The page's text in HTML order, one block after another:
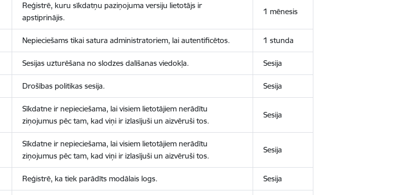
Reģistrē, kuru sīkdatņu paziņojuma versiju lietotājs ir
apstiprinājis.
1 mēnesis
Nepieciešams tikai satura administratoriem, lai autentificētos. 1 stunda
Sesijas uzturēšana no slodzes dalīšanas viedokļa. Sesija
Drošības politikas sesija. Sesija
Sīkdatne ir nepieciešama, lai visiem lietotājiem nerādītu
ziņojumus pēc tam, kad viņi ir izlasījuši un aizvēruši tos.
Sesija
Sīkdatne ir nepieciešama, lai visiem lietotājiem nerādītu
ziņojumus pēc tam, kad viņi ir izlasījuši un aizvēruši tos.
Sesija
Reģistrē, ka tiek parādīts modālais logs. Sesija